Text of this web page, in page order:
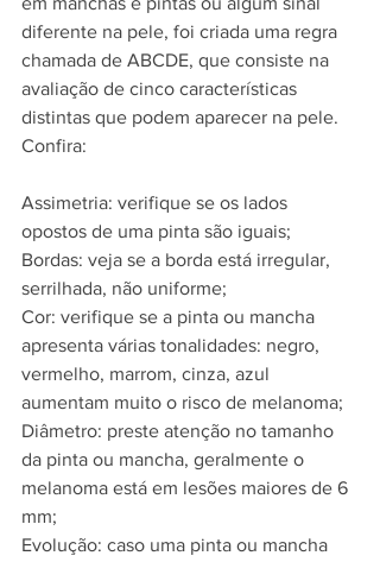
diferente na pele, foi criada uma regra
chamada de ABCDE, que consiste na
avaliação de cinco características
distintas que podem aparecer na pele.
Confira:
Assimetria: verifique se os lados
opostos de uma pinta são iguais;
Bordas: veja se a borda está irregular,
serrilhada, não uniforme;
Cor: verifique se a pinta ou mancha
apresenta várias tonalidades: negro,
vermelho, marrom, cinza, azul
aumentam muito o risco de melanoma;
Diâmetro: preste atenção no tamanho
da pinta ou mancha, geralmente o
melanoma está em lesões maiores de 6
mm;
Evolução: caso uma pinta ou mancha